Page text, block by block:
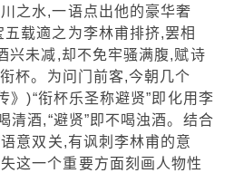
之水,一语点出他的豪华奢
载適之为李林甫排挤,罢相
兴未减,却不免牢骚满腹,赋诗
杯。为问门前客,今朝几个
》)“衔杯乐圣称避贤”即化用李
清酒,“避贤”即不喝浊酒。结合
意双关,有讽刺李林甫的意
这一个重要方面刻画人物性